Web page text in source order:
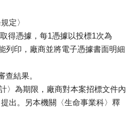
定〉
得憑據，每1憑據以投標1次為
列印，廠商並將電子憑據書面明細
結果。
〉為期限，廠商對本案招標文件內
出。另本機關〈生命事業科〉釋